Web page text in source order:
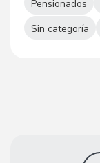
Pensionados
Sin categoría